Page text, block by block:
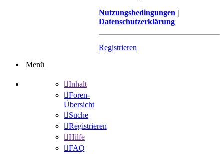
Nutzungsbedingungen |
Datenschutzerklärung
Registrieren
Menü
Inhalt
Foren-
Übersicht
Suche
Registrieren
Hilfe
FAQ